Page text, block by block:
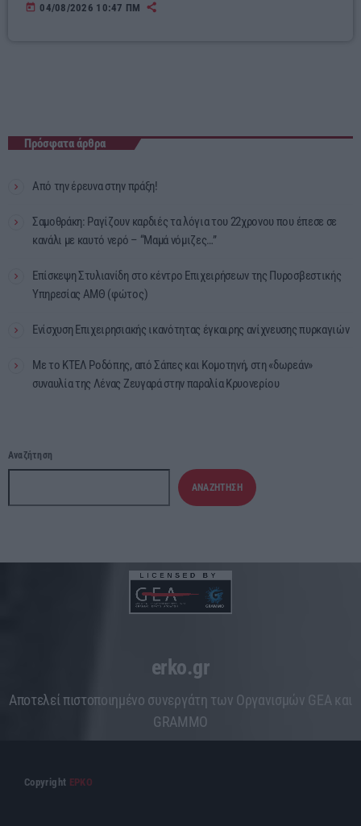
today 04/08/2026 10:47 ΠΜ
Πρόσφατα άρθρα
Από την έρευνα στην πράξη!
Σαμοθράκη: Ραγίζουν καρδιές τα λόγια του 22χρονου που έπεσε σε
κανάλι με καυτό νερό – “Μαμά νόμιζες…”
Επίσκεψη Στυλιανίδη στο κέντρο Επιχειρήσεων της Πυροσβεστικής
Υπηρεσίας ΑΜΘ (φώτος)
Ενίσχυση Επιχειρησιακής ικανότητας έγκαιρης ανίχνευσης πυρκαγιών
Με το ΚΤΕΛ Ροδόπης, από Σάπες και Κομοτηνή, στη «δωρεάν»
συναυλία της Λένας Ζευγαρά στην παραλία Κρυονερίου
Αναζήτηση
ΑΝΑΖΉΤΗΣΗ
erko.gr
Aποτελεί πιστοποιημένο συνεργάτη των Οργανισμών GEA και
GRAMMO
Copyright ΕΡΚΟ